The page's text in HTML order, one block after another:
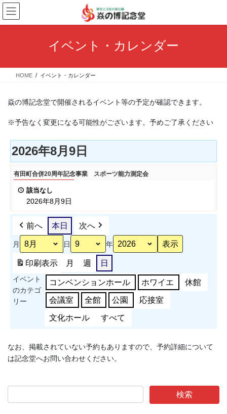
コ
ン
テ
ス
ナ
ビ
ゲ
ン
イベント・カレンダー
HOME イベント・カレンダー
焱の博記念堂で開催されるイベント等の予定が確認できます。
※予告なく変更になる可能性がございます。予めご了承ください
2026年8月9日
有
田
年
事
業
ス
能
力
有田町合併20周年記念事業 スポーツ能力測定会
該当なし
2026年8月9日
前へ 本日 次へ
月 日 年
印刷表示 月 週 日
イベント
のカテゴ
リー
コンベンションホール ホワイエ 休館
会議室 全館 公園 応接室
文化ホール すべて
なお、掲載されていない予約もありますので、予約詳細について
は記念堂へお問い合わせください。